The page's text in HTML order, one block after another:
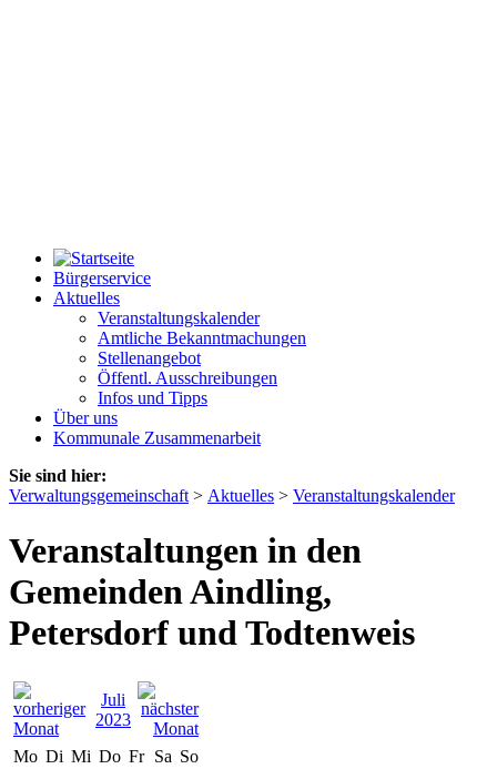
Bürgerservice
Aktuelles
Veranstaltungskalender
Amtliche Bekanntmachungen
Stellenangebot
Öffentl. Ausschreibungen
Infos und Tipps
Über uns
Kommunale Zusammenarbeit
Sie sind hier:
Verwaltungsgemeinschaft > Aktuelles > Veranstaltungskalender
Veranstaltungen in den
Gemeinden Aindling,
Petersdorf und Todtenweis
Juli
2023
Mo Di Mi Do Fr Sa So